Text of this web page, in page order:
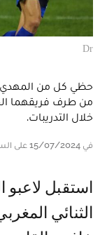
Dr
حظي كل من المهدي
من طرف فريقهما
خلال التدريبات.
في 15/07/2024 على الساعة 07:00
استقبل لاعبو القادسية الكويتي بشكل مرح،
الثنائي